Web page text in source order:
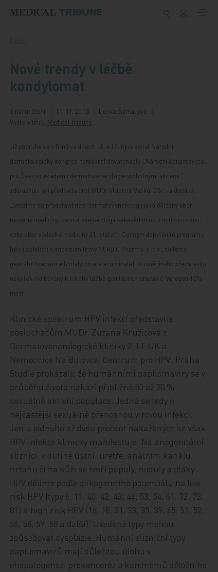
Nové trendy v léčbě
kondylomat
8 minut čtení 11. 11. 2013
Lenka Šámalová
Vyšlo v titulu Medical Tribune
Již podruhé se v Brně ve dnech 18. a 19. října konal Národní
dermatologický kongres, tentokrát devatenáctý. „Národní kongresy jsou
pro Českou akademii dermatovenerologie vrcholnými akcemi,“
zdůrazňuje její předseda prof. MUDr. Vladimír Vašků, CSc., a dodává:
„Snažíme se představit naši dermatovenerologii jako důležitý obor
moderní medicíny, dermatovenerologii sebevědomou a optimistickou,
coby obor vědecké medicíny 21. století.“ Cenným doplněním programu
bylo i satelitní sympozium firmy NORDIC Pharma, s. r. o., na téma
genitální bradavice (condylomata acuminata). Kromě jiného představilo
nový lék indikovaný k lokální léčbě genitálních bradavic, Veregen 10%
mast.
Klinické spektrum HPV infekcí představila
posluchačům MUDr. Zuzana Kružicová z
Dermatovenerologické kliniky 2. LF UK a
Nemocnice Na Bulovce, Centrum pro HPV, Praha.
Studie prokázaly, že humánními papilomaviry se v
průběhu života nakazí přibližně 50 až 70 %
sexuálně aktivní populace. Jedná se tedy o
nejčastější sexuálně přenosnou virovou infekci.
Jen u jednoho až dvou procent nakažených se však
HPV infekce klinicky manifestuje. Na anogenitální
sliznici, v dutině ústní, uretře, análním kanálu,
hrtanu či na kůži se tvoří papuly, noduly a plaky.
HPV dělíme podle onkogenního potenciálu na low
risk HPV (typy 6, 11, 40, 42, 43, 44, 53, 54, 61, 72, 73,
81) a high risk HPV (16, 18, 31, 33, 35, 39, 45, 51, 52,
56, 58, 59, 68 a další). Uvedené typy mohou
způsobovat dysplazie. Humánní slizniční typy
papilomavirů mají důležitou úlohu v
etiopatogenezi prekanceróz a karcinomů děložního